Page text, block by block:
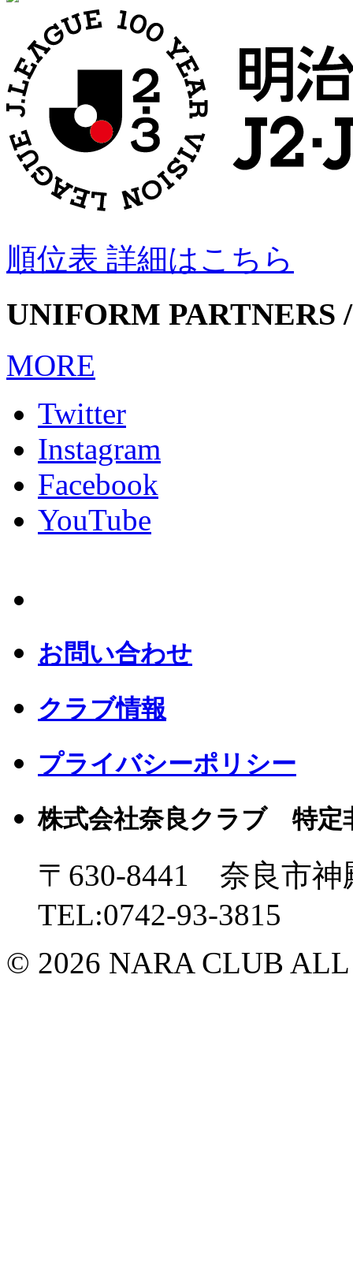
順位表 詳細はこちら
UNIFORM PARTNERS
MORE
Twitter
Instagram
Facebook
YouTube
お問い合わせ
クラブ情報
プライバシーポリシー
株式会社奈良クラブ 特定
〒630-8441 奈良市
TEL:0742-93-3815
© 2026 NARA CLUB ALL